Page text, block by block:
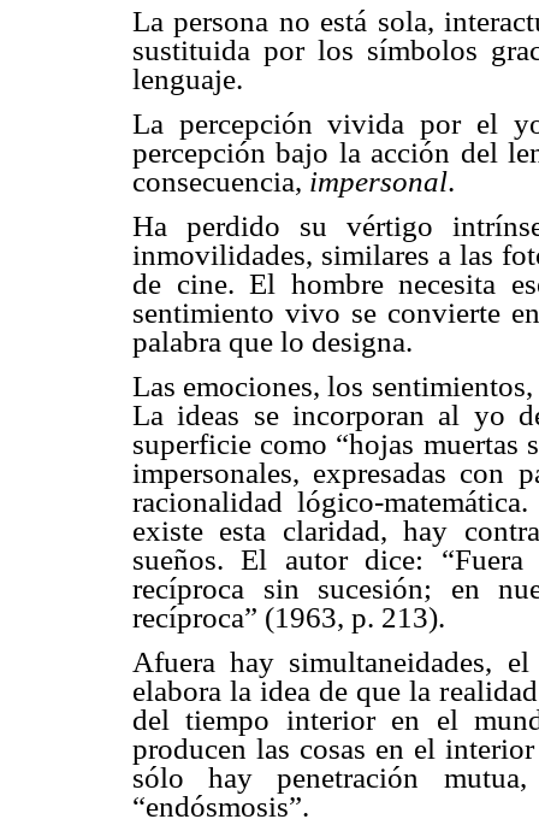
La persona no está sola,
sustituida por los símbolos
lenguaje.
La percepción vivida por el
percepción bajo la acción del
consecuencia, impersonal.
Ha perdido su vértigo
inmovilidades, similares a las
de cine. El hombre necesita
sentimiento vivo se convierte
palabra que lo designa.
Las emociones, los
La ideas se incorporan al yo
superficie como “hojas muertas
impersonales, expresadas con
racionalidad lógico-
existe esta claridad, hay
sueños. El autor dice: “Fuera
recíproca sin sucesión; en
recíproca” (1963, p. 213).
Afuera hay simultaneidades,
elabora la idea de que la
del tiempo interior en el
producen las cosas en el
sólo hay penetración
“endósmosis”.